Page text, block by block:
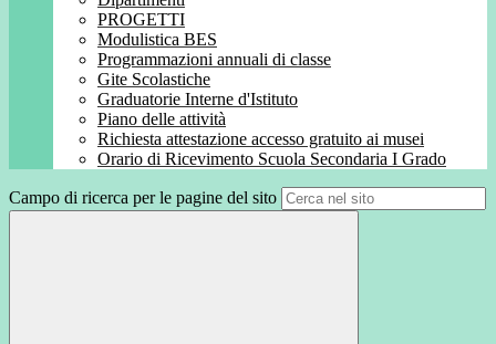
PROGETTI
Modulistica BES
Programmazioni annuali di classe
Gite Scolastiche
Graduatorie Interne d'Istituto
Piano delle attività
Richiesta attestazione accesso gratuito ai musei
Orario di Ricevimento Scuola Secondaria I Grado
Campo di ricerca per le pagine del sito